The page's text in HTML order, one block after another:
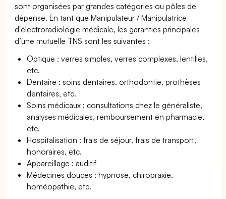
sont organisées par grandes catégories ou pôles de
dépense. En tant que Manipulateur / Manipulatrice
d'électroradiologie médicale, les garanties principales
d’une mutuelle TNS sont les suivantes :
Optique : verres simples, verres complexes, lentilles,
etc.
Dentaire : soins dentaires, orthodontie, prothèses
dentaires, etc.
Soins médicaux : consultations chez le généraliste,
analyses médicales, remboursement en pharmacie,
etc.
Hospitalisation : frais de séjour, frais de transport,
honoraires, etc.
Appareillage : auditif
Médecines douces : hypnose, chiropraxie,
homéopathie, etc.